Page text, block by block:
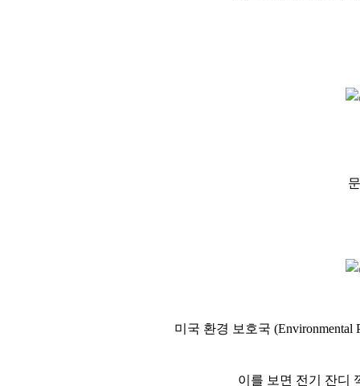
미국 환경 보호국
이를 보면 전기 잔디